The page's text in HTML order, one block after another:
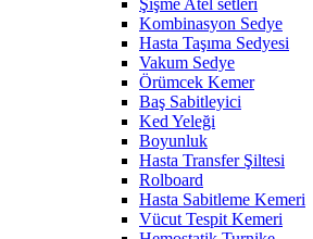
Şişme Atel setleri
Kombinasyon Sedye
Hasta Taşıma Sedyesi
Vakum Sedye
Örümcek Kemer
Baş Sabitleyici
Ked Yeleği
Boyunluk
Hasta Transfer Şiltesi
Rolboard
Hasta Sabitleme Kemeri
Vücut Tespit Kemeri